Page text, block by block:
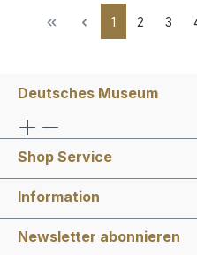
Verschraubte Krone-
Zifferblatt- Zeiger und
atm wasserdicht -
Marke Junkers werden
geht auf den Erfinder
Hugo Junkers, zurück.
1 2 3
Deutsches Museum
Shop Service
Information
Newsletter abonnieren